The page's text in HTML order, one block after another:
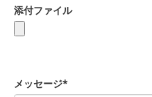
添付ファイル
メッセージ*